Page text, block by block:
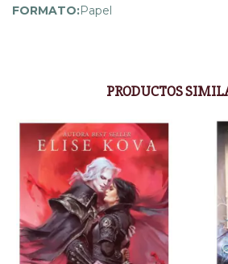
FORMATO:Papel
PRODUCTOS